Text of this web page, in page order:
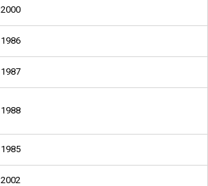
2000
1986
1987
1988
1985
2002